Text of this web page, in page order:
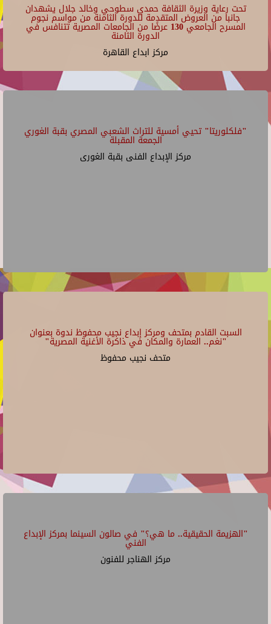
تحت رعاية وزيرة الثقافة حمدي سطوحي وخالد جلال يشهدان
جانبا من العروض المتقدمة للدورة الثامنة من مواسم نجوم
المسرح الجامعي 130 عرضًا من الجامعات المصرية تتنافس في
الدورة الثامنة
مركز ابداع القاهرة
"فلكلوريتا" تحيي أمسية للتراث الشعبي المصري بقبة الغوري
الجمعة المقبلة
مركز الإبداع الفنى بقبة الغورى
السبت القادم بمتحف ومركز إبداع نجيب محفوظ ندوة بعنوان
"نغم.. العمارة والمكان في ذاكرة الأغنية المصرية"
متحف نجيب محفوظ
"الهزيمة الحقيقية.. ما هي؟" في صالون السينما بمركز الإبداع
الفني
مركز الهناجر للفنون